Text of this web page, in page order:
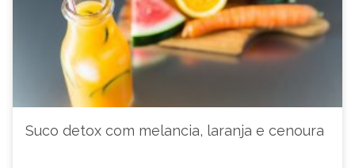
Suco detox com melancia, laranja e cenoura